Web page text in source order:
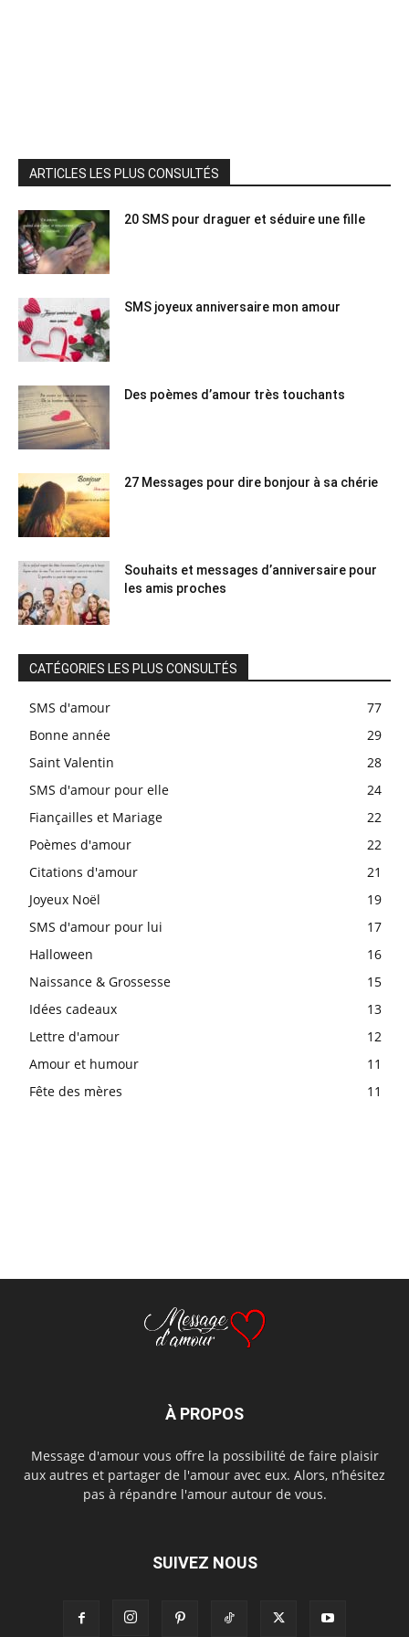
ARTICLES LES PLUS CONSULTÉS
20 SMS pour draguer et séduire une fille
SMS joyeux anniversaire mon amour
Des poèmes d’amour très touchants
27 Messages pour dire bonjour à sa chérie
Souhaits et messages d’anniversaire pour
les amis proches
CATÉGORIES LES PLUS CONSULTÉS
SMS d'amour
77
Bonne année
29
Saint Valentin
28
SMS d'amour pour elle
24
Fiançailles et Mariage
22
Poèmes d'amour
22
Citations d'amour
21
Joyeux Noël
19
SMS d'amour pour lui
17
Halloween
16
Naissance & Grossesse
15
Idées cadeaux
13
Lettre d'amour
12
Amour et humour
11
Fête des mères
11
À PROPOS
Message d'amour vous offre la possibilité de faire plaisir
aux autres et partager de l'amour avec eux. Alors, n’hésitez
pas à répandre l'amour autour de vous.
SUIVEZ NOUS